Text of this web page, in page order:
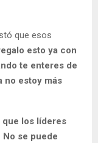
que esos
esto ya con
te enteres de
no estoy más
que los líderes
No se puede